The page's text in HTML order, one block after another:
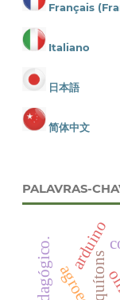
Français
Italiano
日本語
简体中文
PALAVRAS-
quítons
arduino